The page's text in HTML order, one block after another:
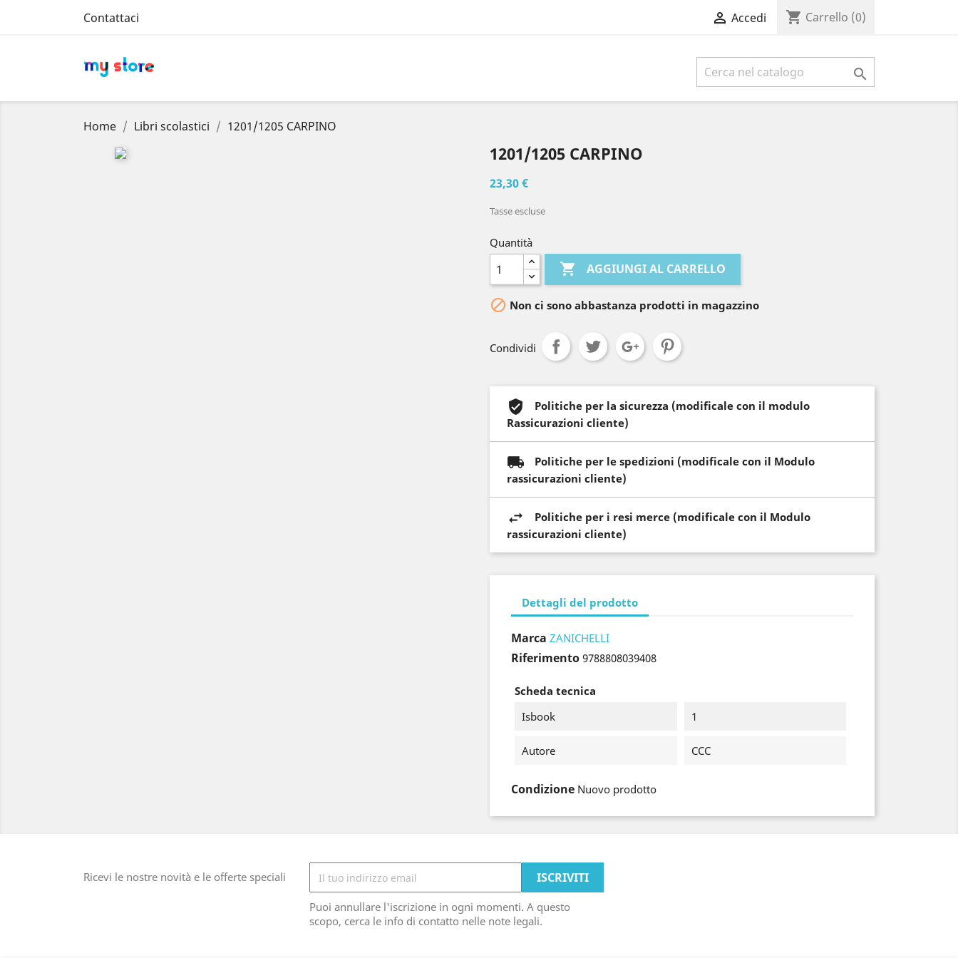
Contattaci  Accedi shopping_cart Carrello (0)

Home Libri scolastici 1201/1205 CARPINO
1201/1205 CARPINO
23,30 €
Tasse escluse
Quantità
 AGGIUNGI AL CARRELLO
 Non ci sono abbastanza prodotti in magazzino
Condividi
Politiche per la sicurezza (modificale con il modulo
Rassicurazioni cliente)
Politiche per le spedizioni (modificale con il Modulo
rassicurazioni cliente)
Politiche per i resi merce (modificale con il Modulo
rassicurazioni cliente)
Dettagli del prodotto
Marca ZANICHELLI
Riferimento 9788808039408
Scheda tecnica
Isbook
1
Autore CCC
Condizione Nuovo prodotto
Ricevi le nostre novità e le offerte speciali
Puoi annullare l'iscrizione in ogni momenti. A questo
scopo, cerca le info di contatto nelle note legali.